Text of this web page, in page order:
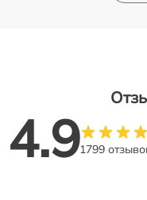
4.91799